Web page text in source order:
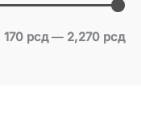
170 рсд— 2,270 рсд